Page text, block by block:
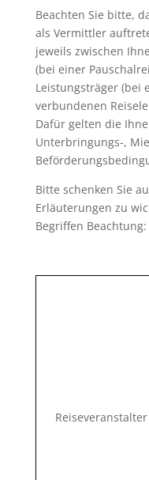
Beachten Sie bitte,
als Vermittler
jeweils zwischen
(bei einer
Leistungsträger (bei
verbundenen
Dafür gelten die
Unterbringungs-,
Bitte schenken Sie
Erläuterungen zu
Begriffen Beachtung:
Reiseveranstalter